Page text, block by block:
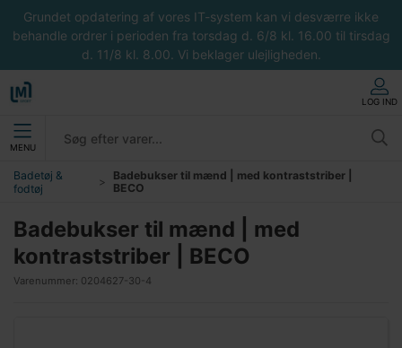
Grundet opdatering af vores IT-system kan vi desværre ikke
behandle ordrer i perioden fra torsdag d. 6/8 kl. 16.00 til tirsdag
d. 11/8 kl. 8.00. Vi beklager ulejligheden.
LOG IND
MENU
Badetøj &
fodtøj
Badebukser til mænd | med kontraststriber |
BECO
Badebukser til mænd | med
kontraststriber | BECO
Varenummer: 0204627-30-4